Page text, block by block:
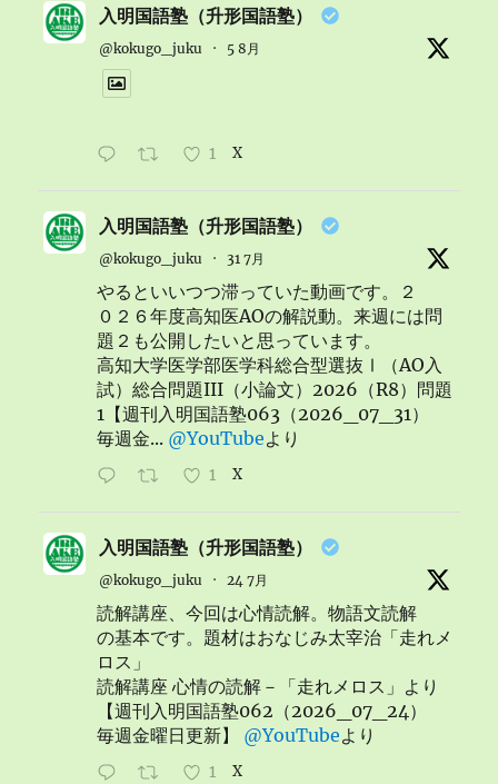
入明国語塾（升形国語塾）
@kokugo_juku · 5 8月
1 X
入明国語塾（升形国語塾）
@kokugo_juku · 31 7月
やるといいつつ滞っていた動画です。２
０２６年度高知医AOの解説動。来週には問
題２も公開したいと思っています。
高知大学医学部医学科総合型選抜Ⅰ（AO入
試）総合問題III（小論文）2026（R8）問題
1【週刊入明国語塾063（2026_07_31）
毎週金... @YouTubeより
1 X
入明国語塾（升形国語塾）
@kokugo_juku · 24 7月
読解講座、今回は心情読解。物語文読解
の基本です。題材はおなじみ太宰治「走れメ
ロス」
読解講座 心情の読解－「走れメロス」より
【週刊入明国語塾062（2026_07_24）
毎週金曜日更新】 @YouTubeより
1 X